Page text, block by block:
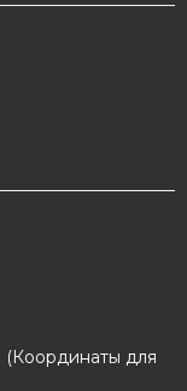
(Координаты для